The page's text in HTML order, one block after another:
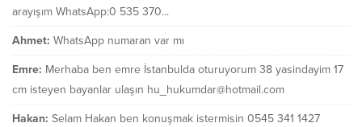
arayışım WhatsApp:0 535 370...
Ahmet: WhatsApp numaran var mı
Emre: Merhaba ben emre İstanbulda oturuyorum 38 yasindayim 17
cm isteyen bayanlar ulaşın hu_hukumdar@hotmail.com
Hakan: Selam Hakan ben konuşmak istermisin 0545 341 1427